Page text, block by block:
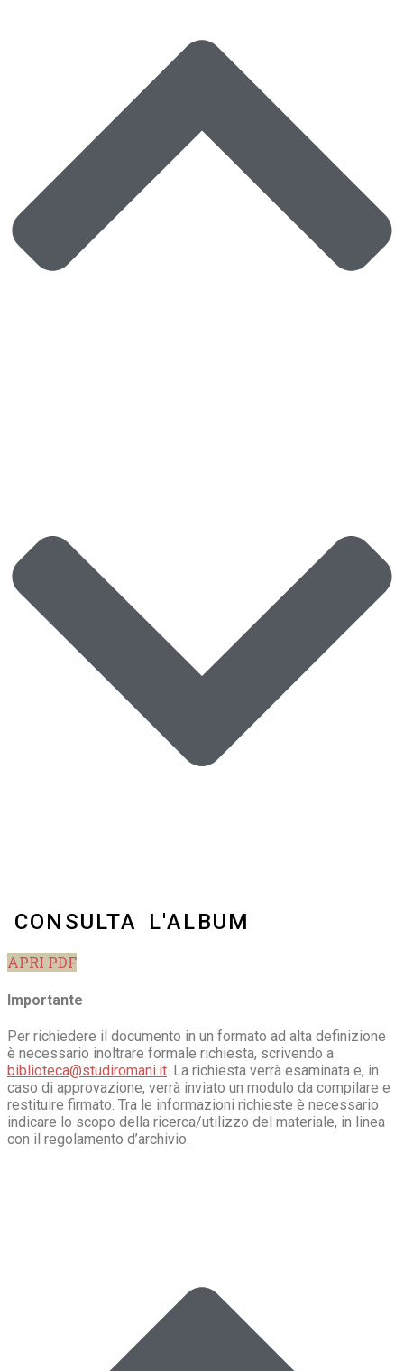
CONSULTA L'ALBUM
APRI PDF
Importante
Per richiedere il documento in un formato ad alta definizione
è necessario inoltrare formale richiesta, scrivendo a
biblioteca@studiromani.it. La richiesta verrà esaminata e, in
caso di approvazione, verrà inviato un modulo da compilare e
restituire firmato. Tra le informazioni richieste è necessario
indicare lo scopo della ricerca/utilizzo del materiale, in linea
con il regolamento d’archivio.